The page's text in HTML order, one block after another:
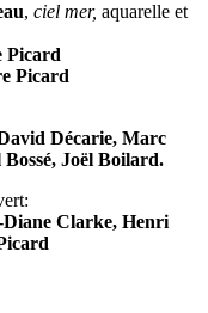
, ciel mer, aquarelle et
Picard
Picard
Décarie, Marc
Joël Boilard.
Diane Clarke, Henri